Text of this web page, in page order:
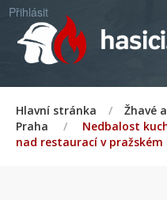
Přihlásit
Hlavní stránka / Žhavé
Praha
/
Nedbalost
nad restaurací v